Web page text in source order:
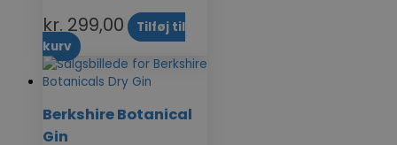
kr. 299,00
Tilføj til
kurv
Berkshire Botanical
Gin